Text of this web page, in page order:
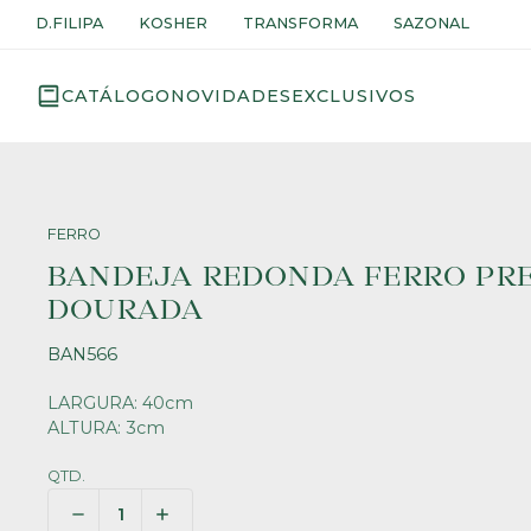
D.FILIPA KOSHER TRANSFORMA SAZONAL
CATÁLOGONOVIDADESEXCLUSIVOS
FERRO
BANDEJA REDONDA FERRO
DOURADA
BAN566
LARGURA: 40cm
ALTURA: 3cm
QTD.